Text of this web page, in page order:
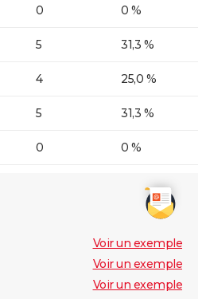
0 0 %
5 31,3 %
4 25,0 %
5 31,3 %
0 0 %
Voir un exemple
Voir un exemple
Voir un exemple